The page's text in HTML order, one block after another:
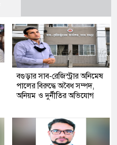
বগুড়ার সাব-রেজিস্ট্রার অনিমেষ
পালের বিরুদ্ধে অবৈধ সম্পদ,
অনিয়ম ও দুর্নীতির অভিযোগ